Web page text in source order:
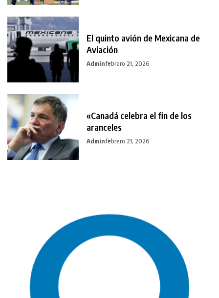
El quinto avión de Mexicana de
Aviación
Adminfebrero 21, 2026
«Canadá celebra el fin de los
aranceles
Adminfebrero 21, 2026